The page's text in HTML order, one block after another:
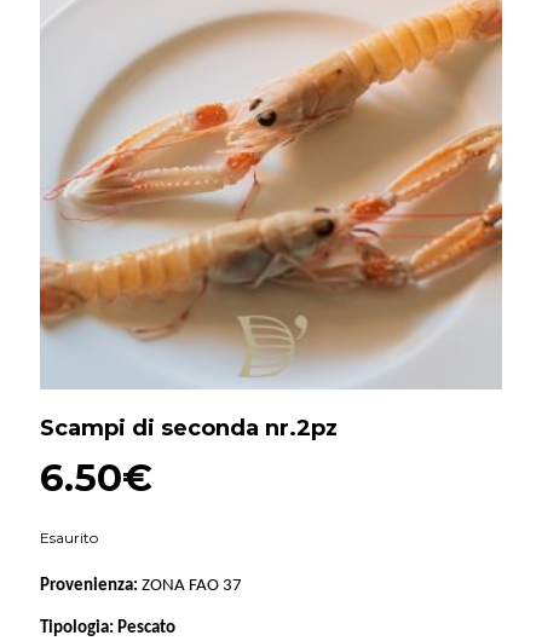
Scampi di seconda nr.2pz
6.50€
Esaurito
Provenienza: ZONA FAO 37
Tipologia: Pescato